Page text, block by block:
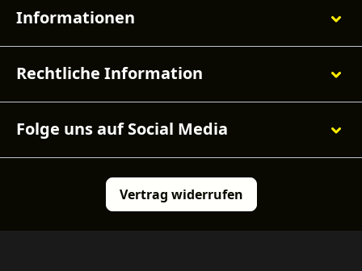
Informationen
Rechtliche Information
Folge uns auf Social Media
Vertrag widerrufen